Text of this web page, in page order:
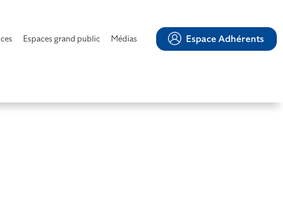
Espaces grand public Médias Espace Adhérents